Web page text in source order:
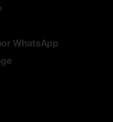
WhatsApp